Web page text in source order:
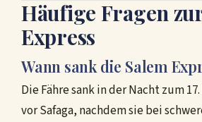
Häufige Fragen
Express
Wann sank die Salem
Die Fähre sank in der Nacht zum
vor Safaga, nachdem sie bei